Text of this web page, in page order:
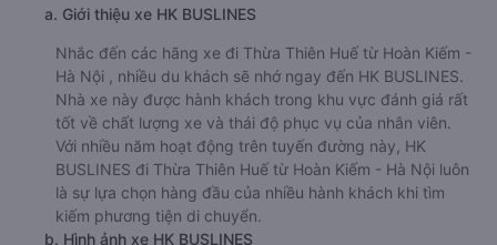
a. Giới thiệu xe HK BUSLINES
Nhắc đến các hãng xe đi Thừa Thiên Huế từ Hoàn Kiếm -
Hà Nội , nhiều du khách sẽ nhớ ngay đến HK BUSLINES.
Nhà xe này được hành khách trong khu vực đánh giá rất
tốt về chất lượng xe và thái độ phục vụ của nhân viên.
Với nhiều năm hoạt động trên tuyến đường này, HK
BUSLINES đi Thừa Thiên Huế từ Hoàn Kiếm - Hà Nội luôn
là sự lựa chọn hàng đầu của nhiều hành khách khi tìm
kiếm phương tiện di chuyển.
b. Hình ảnh xe HK BUSLINES